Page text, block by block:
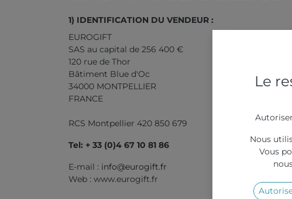
1) IDENTIFICATION DU VENDEUR :
EUROGIFT
SAS au capital de 256 400 €
120 rue de Thor
Bâtiment Blue d'Oc
34000 MONTPELLIER
FRANCE
RCS Montpellier 420 850 679
Tel: + 33 (0)4 67 10 81 86
E-mail : info@eurogift.fr
Web : www.eurogift.fr
Le
Nous
Vous